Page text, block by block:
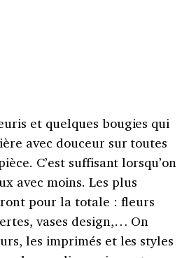
et quelques bougies qui
avec douceur sur toutes
C’est suffisant lorsqu’on
avec moins. Les plus
pour la totale : fleurs
vases design,… On
les imprimés et les styles